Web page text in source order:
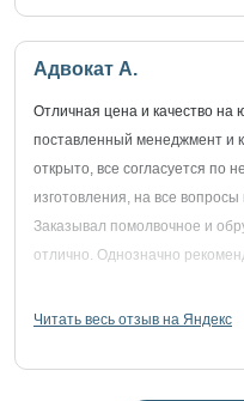
Адвокат А.
Отличная цена и качество на
поставленный менеджмент и
открыто, все согласуется по
изготовления, на все
Заказывал помолвочное и
отлично. Однозначно
Читать весь отзыв на Яндекс